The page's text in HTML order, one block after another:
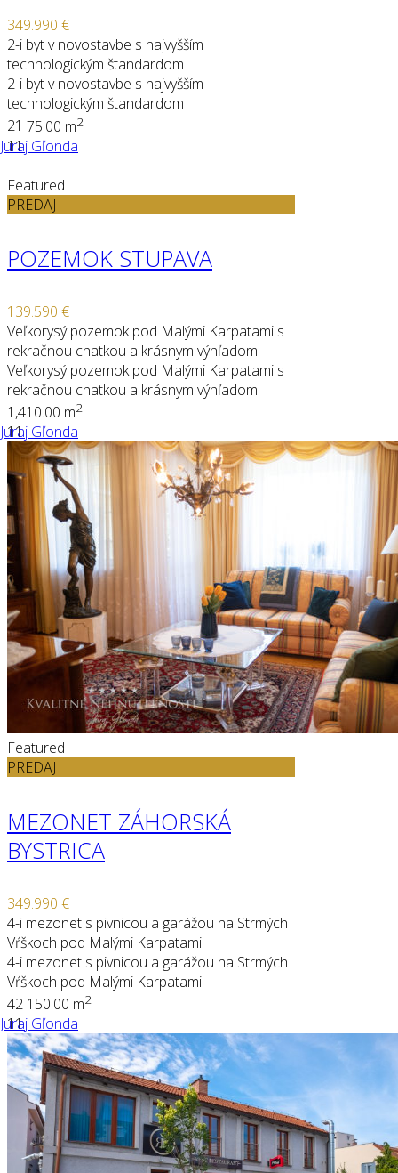
349.990 €
2-i byt v novostavbe s najvyšším
technologickým štandardom
2-i byt v novostavbe s najvyšším
technologickým štandardom
21 75.00 m2
Juraj Gľonda
11
Featured
PREDAJ
POZEMOK STUPAVA
139.590 €
Veľkorysý pozemok pod Malými Karpatami s
rekračnou chatkou a krásnym výhľadom
Veľkorysý pozemok pod Malými Karpatami s
rekračnou chatkou a krásnym výhľadom
1,410.00 m2
Juraj Gľonda
11
Featured
PREDAJ
MEZONET ZÁHORSKÁ
BYSTRICA
349.990 €
4-i mezonet s pivnicou a garážou na Strmých
Vŕškoch pod Malými Karpatami
4-i mezonet s pivnicou a garážou na Strmých
Vŕškoch pod Malými Karpatami
42 150.00 m2
Juraj Gľonda
11